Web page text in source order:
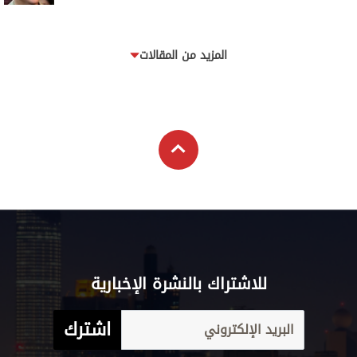
المزيد من المقالات
للاشتراك بالنشرة الإخبارية
اشترك